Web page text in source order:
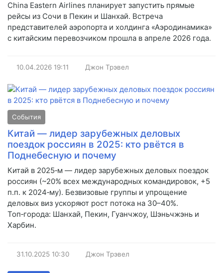
China Eastern Airlines планирует запустить прямые
рейсы из Сочи в Пекин и Шанхай. Встреча
представителей аэропорта и холдинга «Аэродинамика»
с китайским перевозчиком прошла в апреле 2026 года.
10.04.2026 19:11 Джон Трэвел
События
Китай — лидер зарубежных деловых
поездок россиян в 2025: кто рвётся в
Поднебесную и почему
Китай в 2025‑м — лидер зарубежных деловых поездок
россиян (~20% всех международных командировок, +5
п.п. к 2024‑му). Безвизовые группы и упрощение
деловых виз ускоряют рост потока на 30–40%.
Топ‑города: Шанхай, Пекин, Гуанчжоу, Шэньчжэнь и
Харбин.
31.10.2025 10:30 Джон Трэвел